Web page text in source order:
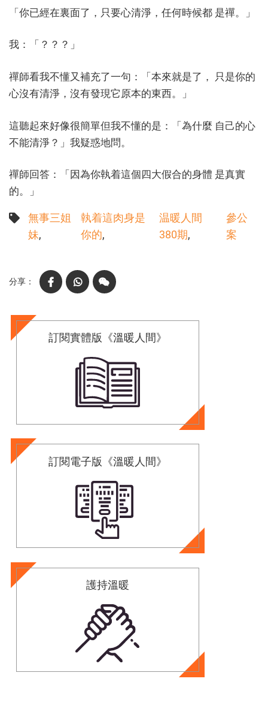
「你已經在裏面了，只要心清淨，任何時候都 是禪。」
我：「？？？」
禪師看我不懂又補充了一句：「本來就是了， 只是你的
心沒有清淨，沒有發現它原本的東西。」
這聽起來好像很簡單但我不懂的是：「為什麼 自己的心
不能清淨？」我疑惑地問。
禪師回答：「因為你執着這個四大假合的身體 是真實
的。」
無事三姐
妹
執着這肉身是
你的
温暖人間
380期
參公
案
FacebookWhatsAppWeChat
訂閱實體版《溫暖人間》
訂閱電子版《溫暖人間》
護持溫暖